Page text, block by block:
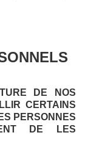
DE NOS
CERTAINS
PERSONNES
DE LES